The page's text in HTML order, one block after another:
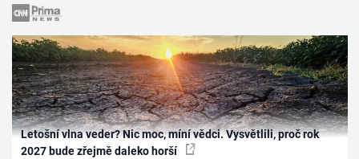
Letošní vlna veder? Nic moc, míní vědci. Vysvětlili, proč rok
2027 bude zřejmě daleko horší